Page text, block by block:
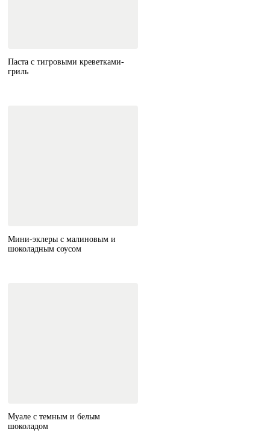
Паста с тигровыми креветками-
гриль
Мини-эклеры с малиновым и
шоколадным соусом
Муале с темным и белым
шоколадом